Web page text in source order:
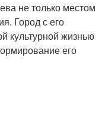
не только местом
Город с его
культурной жизнью
его